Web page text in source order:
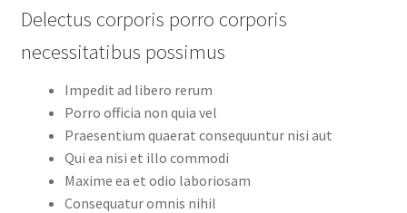
Delectus corporis porro corporis
necessitatibus possimus
Impedit ad libero rerum
Porro officia non quia vel
Praesentium quaerat consequuntur nisi aut
Qui ea nisi et illo commodi
Maxime ea et odio laboriosam
Consequatur omnis nihil